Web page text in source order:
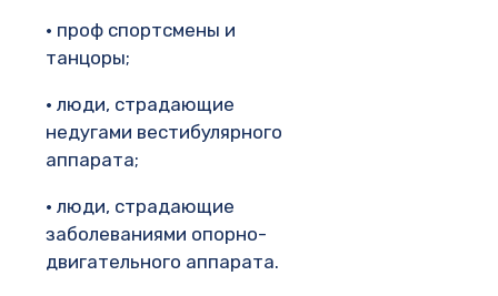
· проф спортсмены и
танцоры;
· люди, страдающие
недугами вестибулярного
аппарата;
· люди, страдающие
заболеваниями опорно-
двигательного аппарата.